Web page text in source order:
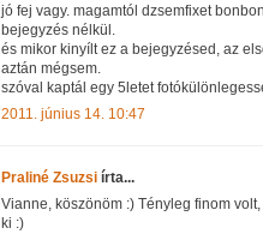
jó fej vagy. magamtól dzsemfixet
bejegyzés nélkül.
és mikor kinyílt ez a bejegyzésed, az
aztán mégsem.
szóval kaptál egy 5letet
2011. június 14. 10:47
Praliné Zsuzsi írta...
Vianne, köszönöm :) Tényleg finom
ki :)